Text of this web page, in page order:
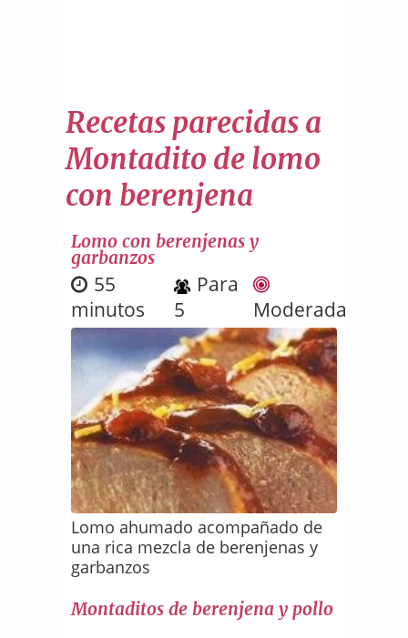
Recetas parecidas a
Montadito de lomo
con berenjena
Lomo con berenjenas y
garbanzos
55
minutos
Para
5
Moderada
Lomo ahumado acompañado de
una rica mezcla de berenjenas y
garbanzos
Montaditos de berenjena y pollo